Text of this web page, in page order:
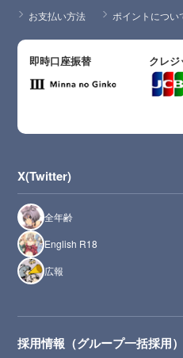
お支払い方法 ポイントについ
即時口座振替 クレ
X(Twitter)
全年齢
English R18
広報
採用情報（グループ一括採用）